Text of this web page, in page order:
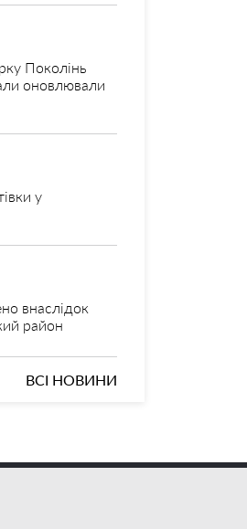
Поколінь
оновлювали
у
внаслідок
район
ВСІ НОВИНИ